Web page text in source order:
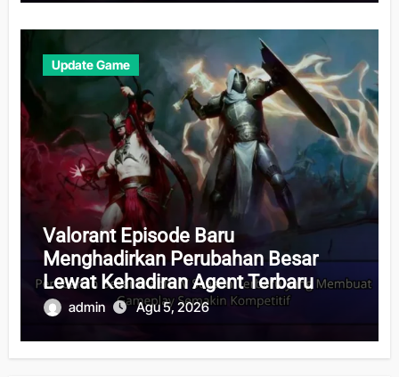
Update Game
Valorant Episode Baru
Menghadirkan Perubahan Besar
Lewat Kehadiran Agent Terbaru
admin Agu 5, 2026